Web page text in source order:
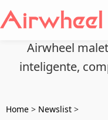
Airwheel
inteligente,
Home > Newslist >